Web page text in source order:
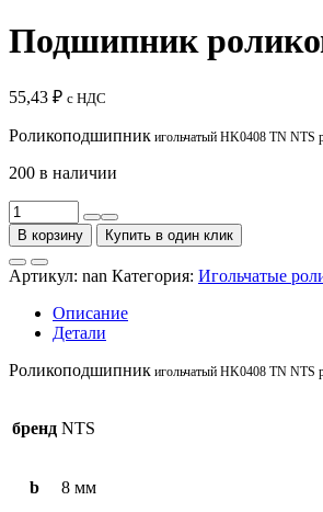
Подшипник
55,43 ₽ с НДС
Роликоподшипник игольчатый HK0408 TN NTS
200 в наличии
Количество
товара
Подшипник
роликовый
игольчатый
HK0408
В корзину Купить в один клик
Артикул: nan Категория: Игольчатые
Описание
Детали
Роликоподшипник игольчатый HK0408 TN NTS
бренд NTS
b 8 мм